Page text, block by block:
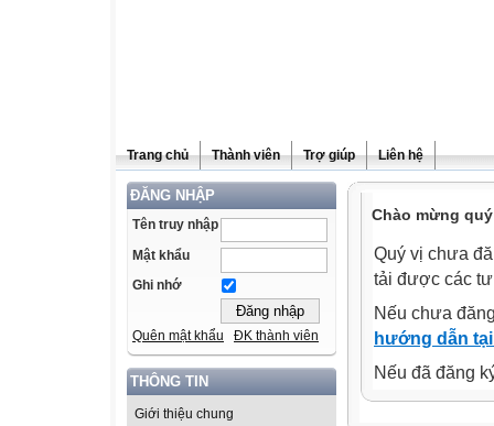
Trang chủ Thành viên Trợ giúp Liên hệ
ĐĂNG NHẬP
Tên truy nhập
Mật khẩu
Ghi nhớ
Quên mật khẩu ĐK thành viên
THÔNG TIN
Giới thiệu chung
Chào mừng
Quý vị chưa
tải được các
Nếu chưa
hướng dẫn
Nếu đã đăng